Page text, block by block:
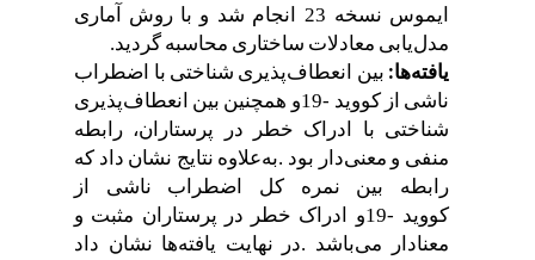
ایموس نسخه23انجام شد و با روش آماری
مدلیابی معادلاتساختاریمحاسبهگردید.
یافتهها: بینانعطافپذیریشناختی با اضطراب
ناشی از کووید19-وهمچنین بین انعطافپذیری
شناختی با ادراک خطر در پرستاران، رابطه
منفی و معنیدار بود.بهعلاوهنتایجنشان داد که
رابطه
بین نمره کل اضطراب ناشی
کووید19-و ادراک خطر در پرستاران مثبت و
معنادار
میباشد. در نهایت یافتهها نشان داد